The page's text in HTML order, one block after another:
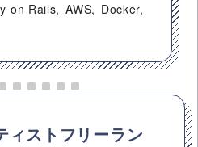
on Rails AWS
Docker
ィストフリーラン